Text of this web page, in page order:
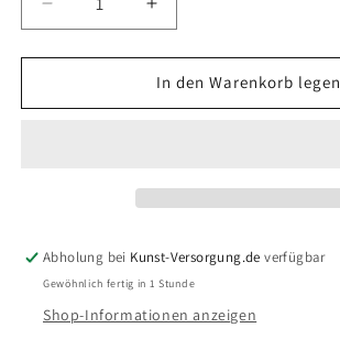
Verringere
die
Menge
LUKAS
(imit)
(125/250ml)
Erhöhe
die
Menge
für
LUKAS
(imit)
(125/250ml)
In den Warenkorb legen
Abholung bei Kunst-Versorgung.de verfügbar
Gewöhnlich fertig in 1 Stunde
Shop-Informationen anzeigen